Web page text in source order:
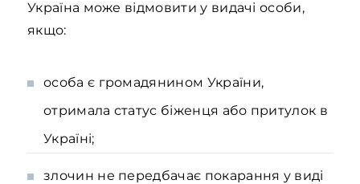
Україна може відмовити у видачі особи,
якщо:
особа є громадянином України,
отримала статус біженця або притулок в
Україні;
злочин не передбачає покарання у виді